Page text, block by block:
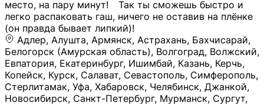
место, на пару минут!⠀ Так ты сможешь быстро и
легко распаковать гаш, ничего не оставив на плёнке
(он правда бывает липкий)!
Адлер, Алушта, Армянск, Астрахань, Бахчисарай,
Белогорск (Амурская область), Волгоград, Волжский,
Евпатория, Екатеринбург, Ишимбай, Казань, Керчь,
Копейск, Курск, Салават, Севастополь, Симферополь,
Стерлитамак, Уфа, Хабаровск, Челябинск, Джанкой,
Новосибирск, Санкт-Петербург, Мурманск, Сургут,